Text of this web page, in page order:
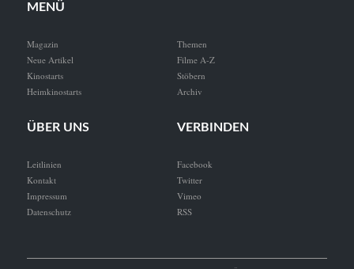
MENÜ
Magazin
Neue Artikel
Kinostarts
Heimkinostarts
Themen
Filme A-Z
Stöbern
Archiv
ÜBER UNS
Leitlinien
Kontakt
Impressum
Datenschutz
VERBINDEN
Facebook
Twitter
Vimeo
RSS